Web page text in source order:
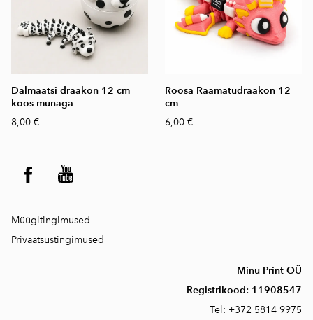
Dalmaatsi draakon 12 cm
koos munaga
8,00 €
Roosa Raamatudraakon 12
cm
6,00 €
Müügitingimused
Privaatsustingimused
Minu Print OÜ
Registrikood: 11908547
Tel: +372 5814 9975